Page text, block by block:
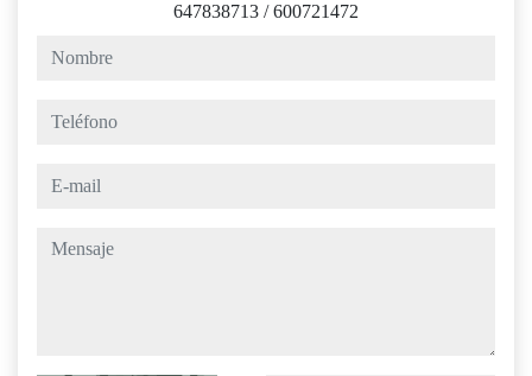
647838713 /600721472
nombre
teléfono
e-mail
mensaje